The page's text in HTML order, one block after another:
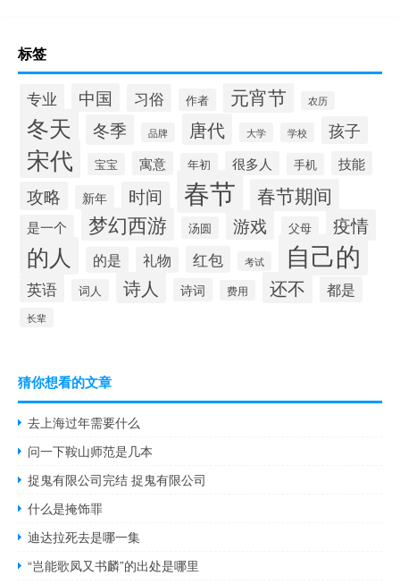
标签
专业 中国 习俗 作者 元宵节 农历
冬天 冬季 品牌 唐代 大学 学校 孩子
宋代 宝宝 寓意 年初 很多人 手机 技能
攻略 新年 时间 春节 春节期间
是一个 梦幻西游 汤圆 游戏 父母 疫情
的人 的是 礼物 红包 考试 自己的
英语 词人 诗人 诗词 费用 还不 都是
长辈
猜你想看的文章
去上海过年需要什么
问一下鞍山师范是几本
捉鬼有限公司完结 捉鬼有限公司
什么是掩饰罪
迪达拉死去是哪一集
“岂能歌凤又书麟”的出处是哪里